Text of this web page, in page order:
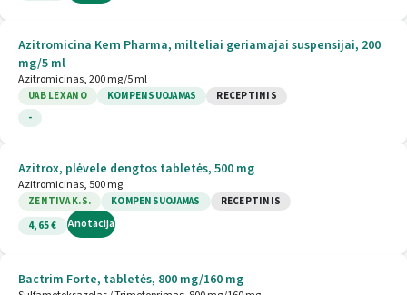
Azitromicina Kern Pharma, milteliai geriamajai suspensijai, 200
mg/5 ml
Azitromicinas, 200 mg/5 ml
UAB LEX ANO KOMPENSUOJAMAS
RECEPTINIS
-
Azitrox, plėvele dengtos tabletės, 500 mg
Azitromicinas, 500 mg
ZENTIVA K.S. KOMPENSUOJAMAS
RECEPTINIS
4,65 €
Anotacija
Bactrim Forte, tabletės, 800 mg/160 mg